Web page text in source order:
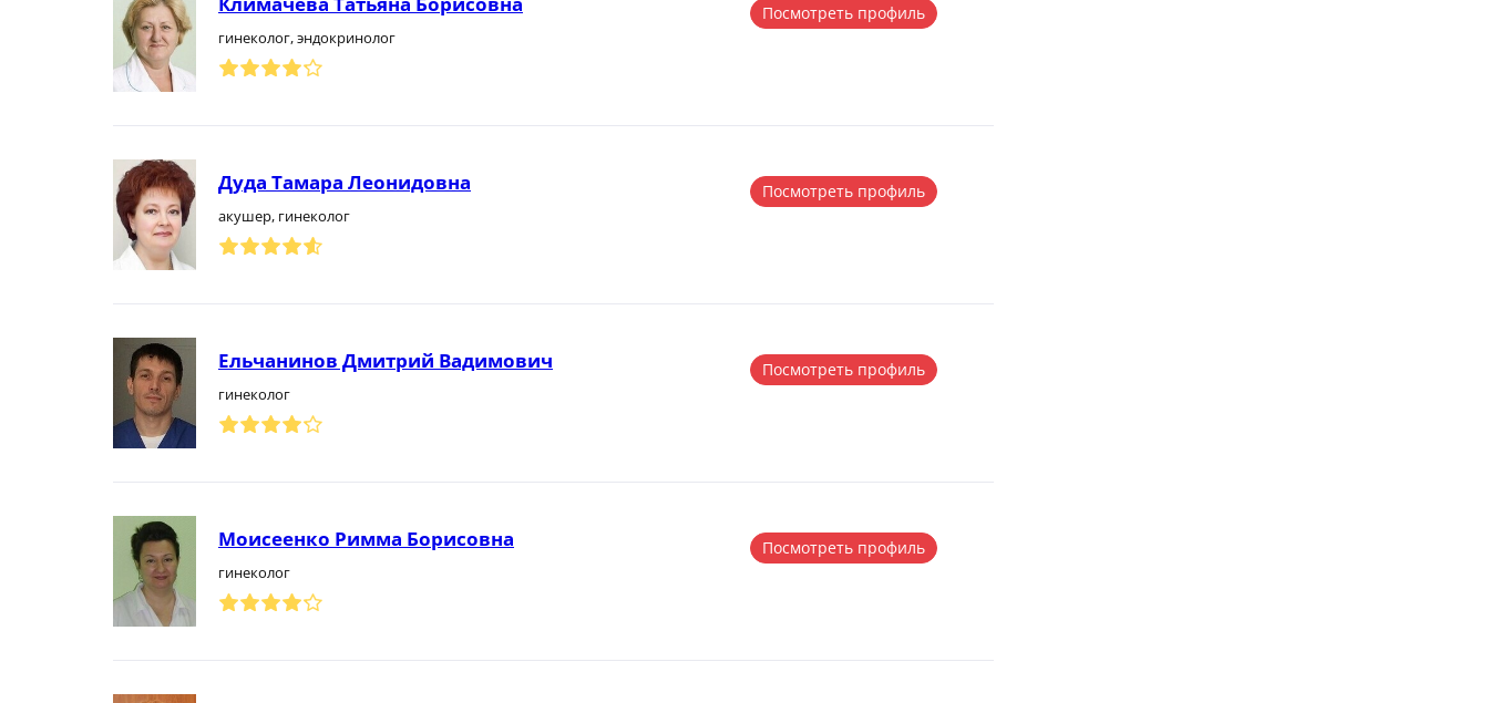
гинеколог, эндокринолог
Посмотреть профиль
Дуда Тамара Леонидовна
акушер, гинеколог
Посмотреть профиль
Ельчанинов Дмитрий Вадимович
гинеколог
Посмотреть профиль
Моисеенко Римма Борисовна
гинеколог
Посмотреть профиль